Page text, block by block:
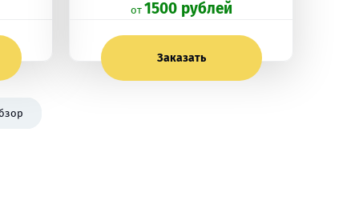
oт 1500 рублей
Заказать